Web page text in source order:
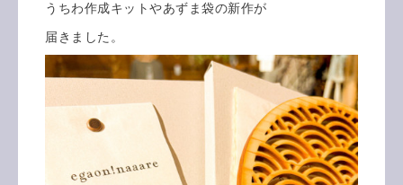
うちわ作成キットやあずま袋の新作が
届きました。